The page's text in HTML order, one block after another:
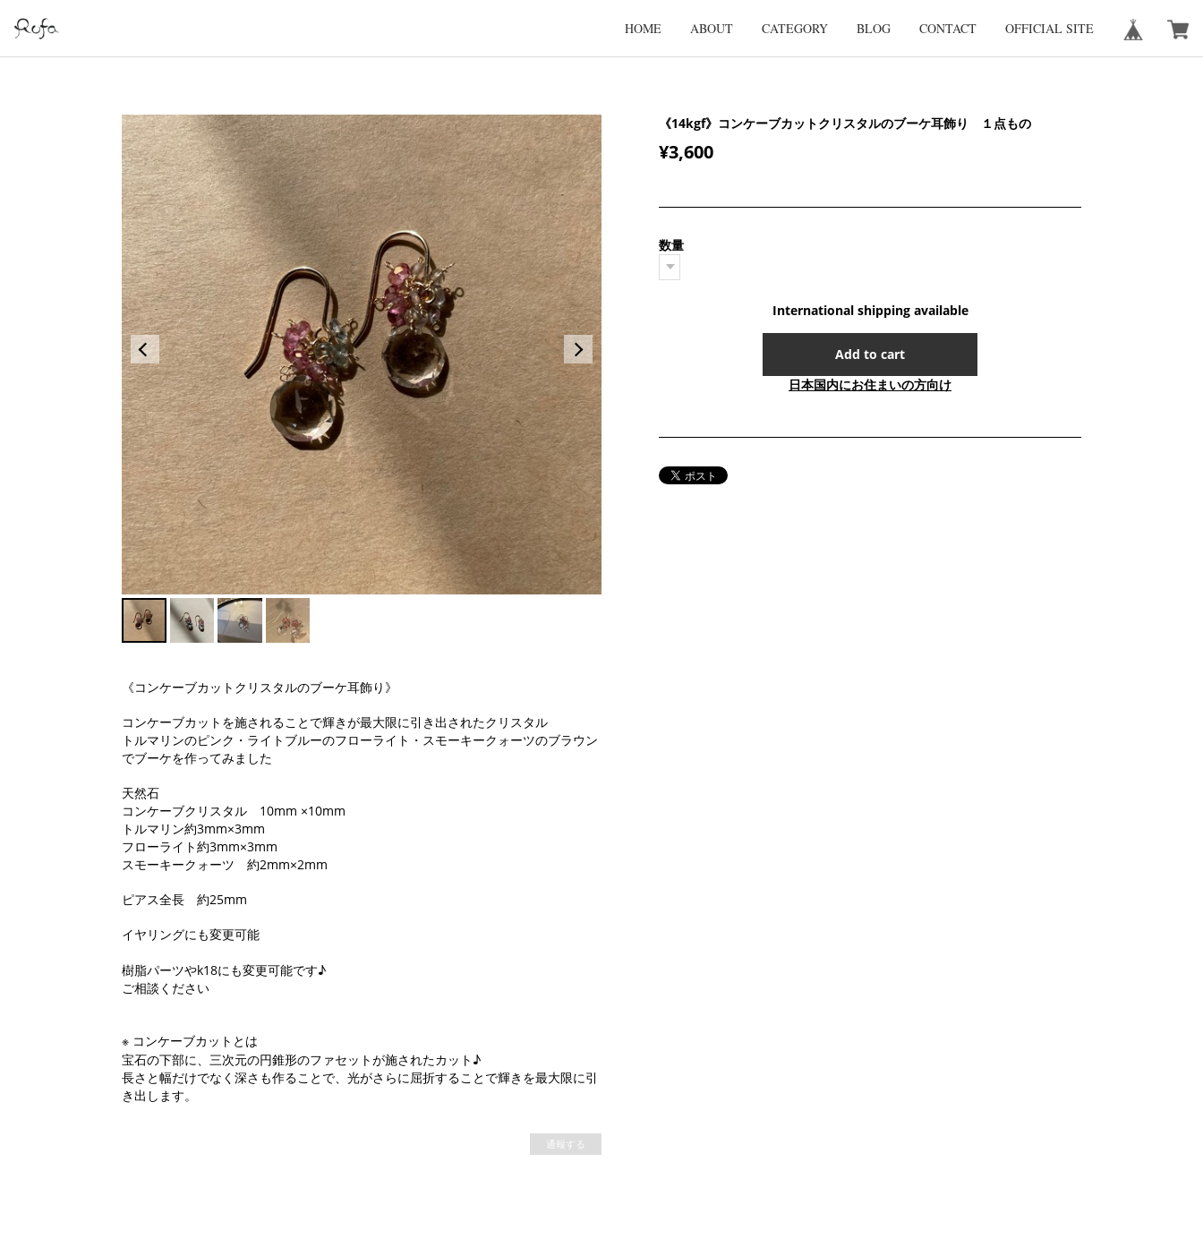
HOME ABOUT CATEGORY BLOG CONTACT OFFICIAL SITE
《コンケーブカットクリスタルのブーケ耳飾り》
コンケーブカットを施されることで輝きが最大限に引き出されたクリスタル
トルマリンのピンク・ライトブルーのフローライト・スモーキークォーツのブラウン
でブーケを作ってみました
天然石
コンケーブクリスタル 10mm ×10mm
トルマリン約3mm×3mm
フローライト約3mm×3mm
スモーキークォーツ 約2mm×2mm
ピアス全長 約25mm
イヤリングにも変更可能
樹脂パーツやk18にも変更可能です♪
ご相談ください
※ コンケーブカットとは
宝石の下部に、三次元の円錐形のファセットが施されたカット♪
長さと幅だけでなく深さも作ることで、光がさらに屈折することで輝きを最大限に引
き出します。
通報する
《14kgf》コンケーブカットクリスタルのブーケ耳飾り １点もの
¥3,600
数量
International shipping available
Add to cart
日本国内にお住まいの方向け